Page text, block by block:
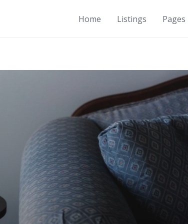
Home Listings Pages